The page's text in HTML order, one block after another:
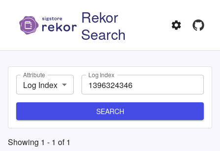
Rekor
Search
Attribute
Log Index
Log Index
SEARCH
Showing 1 - 1 of1